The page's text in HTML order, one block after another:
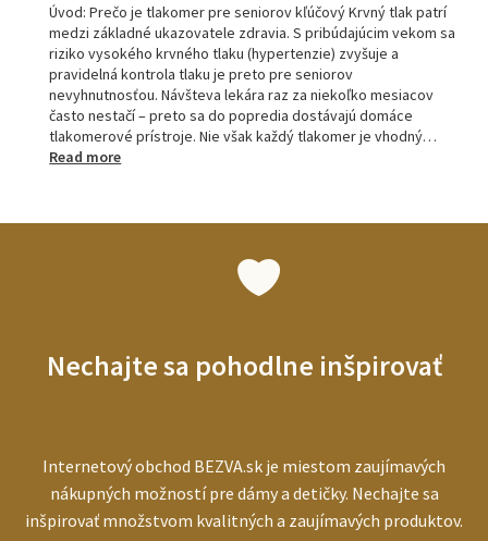
Úvod: Prečo je tlakomer pre seniorov kľúčový Krvný tlak patrí
medzi základné ukazovatele zdravia. S pribúdajúcim vekom sa
riziko vysokého krvného tlaku (hypertenzie) zvyšuje a
pravidelná kontrola tlaku je preto pre seniorov
nevyhnutnosťou. Návšteva lekára raz za niekoľko mesiacov
často nestačí – preto sa do popredia dostávajú domáce
tlakomerové prístroje. Nie však každý tlakomer je vhodný…
Read more:
ľudí
Nechajte sa pohodlne inšpirovať
Internetový obchod BEZVA.sk je miestom zaujímavých
nákupných možností pre dámy a detičky. Nechajte sa
inšpirovať množstvom kvalitných a zaujímavých produktov.